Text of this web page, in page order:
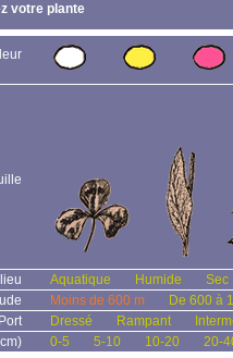
votre plante
Aquatique Humide
Sec
Moins de 600 m
De 600 à
Port
Dressé Rampant
0-5 5-10 10-20 20-